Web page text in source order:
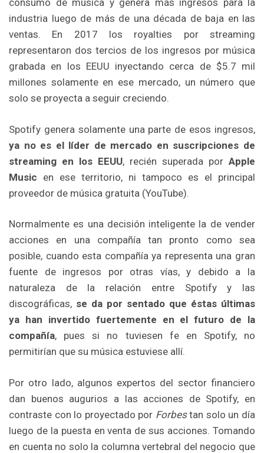
consumo de música y genera más ingresos para la
industria luego de más de una década de baja en las
ventas. En 2017 los royalties por streaming
representaron dos tercios de los ingresos por música
grabada en los EEUU inyectando cerca de $5.7 mil
millones solamente en ese mercado, un número que
solo se proyecta a seguir creciendo.
Spotify genera solamente una parte de esos ingresos,
ya no es el líder de mercado en suscripciones de
streaming en los EEUU, recién superada por Apple
Music en ese territorio, ni tampoco es el principal
proveedor de música gratuita (YouTube).
Normalmente es una decisión inteligente la de vender
acciones en una compañía tan pronto como sea
posible, cuando esta compañía ya representa una gran
fuente de ingresos por otras vías, y debido a la
naturaleza de la relación entre Spotify y las
discográficas, se da por sentado que éstas últimas
ya han invertido fuertemente en el futuro de la
compañía, pues si no tuviesen fe en Spotify, no
permitirían que su música estuviese allí.
Por otro lado, algunos expertos del sector financiero
dan buenos augurios a las acciones de Spotify, en
contraste con lo proyectado por Forbestan solo un día
luego de la puesta en venta de sus acciones. Tomando
en cuenta no solo la columna vertebral del negocio que